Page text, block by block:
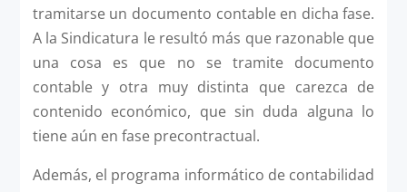
tramitarse un documento contable en dicha fase.
A la Sindicatura le resultó más que razonable que
una cosa es que no se tramite documento
contable y otra muy distinta que carezca de
contenido económico, que sin duda alguna lo
tiene aún en fase precontractual.
Además, el programa informático de contabilidad